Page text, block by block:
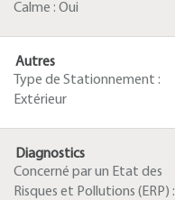
Calme : Oui
Autres
Type de Stationnement :
Extérieur
Diagnostics
Concerné par un Etat des
Risques et Pollutions (ERP) :